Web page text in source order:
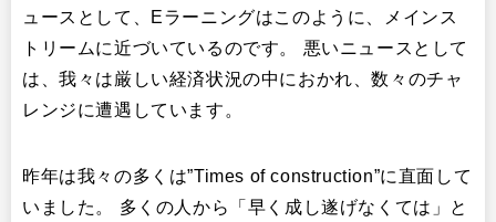
ュースとして、Eラーニングはこのように、メインス
トリームに近づいているのです。 悪いニュースとして
は、我々は厳しい経済状況の中におかれ、数々のチャ
レンジに遭遇しています。
昨年は我々の多くは”Times of construction”に直面して
いました。 多くの人から「早く成し遂げなくては」と